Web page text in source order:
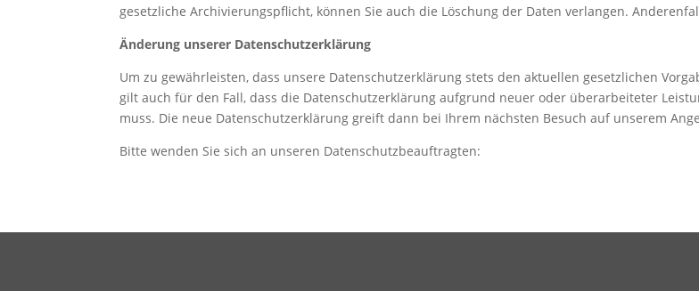
gesetzliche Archivierungspflicht, können Sie auch die Löschung der Daten verlangen.
Änderung unserer Datenschutzerklärung
Um zu gewährleisten, dass unsere Datenschutzerklärung stets den aktuellen gesetzlichen
gilt auch für den Fall, dass die Datenschutzerklärung aufgrund neuer oder überarbeiteter
muss. Die neue Datenschutzerklärung greift dann bei Ihrem nächsten Besuch auf unserem
Bitte wenden Sie sich an unseren Datenschutzbeauftragten: